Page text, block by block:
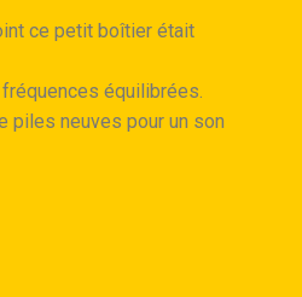
ce petit boîtier était
équilibrées.
piles neuves pour un son